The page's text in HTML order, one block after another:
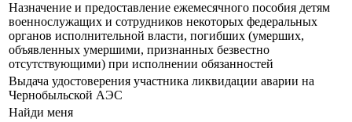
Назначение и предоставление ежемесячного пособия детям
военнослужащих и сотрудников некоторых федеральных
органов исполнительной власти, погибших (умерших,
объявленных умершими, признанных безвестно
отсутствующими) при исполнении обязанностей
Выдача удостоверения участника ликвидации аварии на
Чернобыльской АЭС
Найди меня